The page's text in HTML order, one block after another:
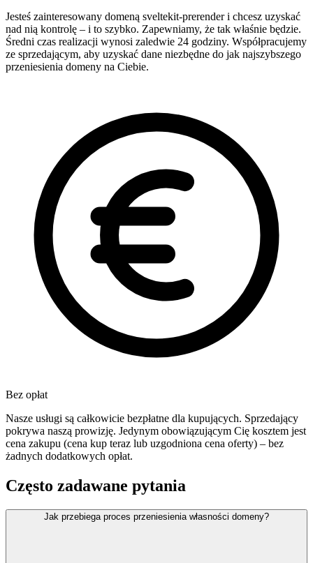
Jesteś zainteresowany domeną sveltekit-prerender i chcesz uzyskać
nad nią kontrolę – i to szybko. Zapewniamy, że tak właśnie będzie.
Średni czas realizacji wynosi zaledwie 24 godziny. Współpracujemy
ze sprzedającym, aby uzyskać dane niezbędne do jak najszybszego
przeniesienia domeny na Ciebie.
Bez opłat
Nasze usługi są całkowicie bezpłatne dla kupujących. Sprzedający
pokrywa naszą prowizję. Jedynym obowiązującym Cię kosztem jest
cena zakupu (cena kup teraz lub uzgodniona cena oferty) – bez
żadnych dodatkowych opłat.
Często zadawane pytania
Jak przebiega proces przeniesienia własności domeny?